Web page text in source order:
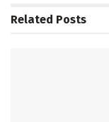
Related Posts